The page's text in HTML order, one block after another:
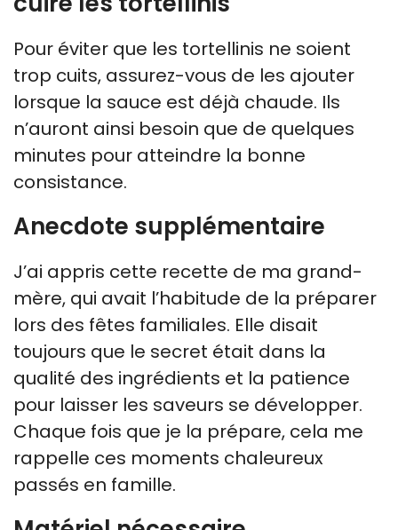
Pour éviter que les tortellinis ne soient
trop cuits, assurez-vous de les ajouter
lorsque la sauce est déjà chaude. Ils
n’auront ainsi besoin que de quelques
minutes pour atteindre la bonne
consistance.
Anecdote supplémentaire
J’ai appris cette recette de ma grand-
mère, qui avait l’habitude de la préparer
lors des fêtes familiales. Elle disait
toujours que le secret était dans la
qualité des ingrédients et la patience
pour laisser les saveurs se développer.
Chaque fois que je la prépare, cela me
rappelle ces moments chaleureux
passés en famille.